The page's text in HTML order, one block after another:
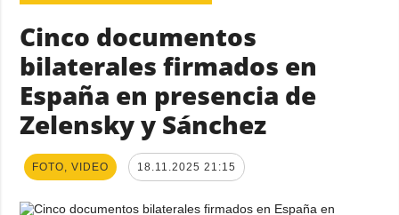
Cinco documentos
bilaterales firmados en
España en presencia de
Zelensky y Sánchez
FOTO, VIDEO 18.11.2025 21:15